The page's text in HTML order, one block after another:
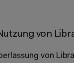
von
von